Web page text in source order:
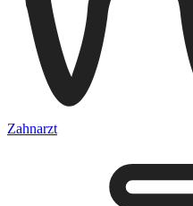
Zahnarzt